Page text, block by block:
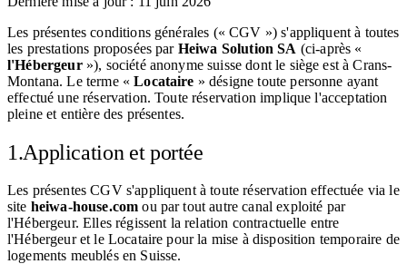
Les présentes conditions générales (« CGV ») s'appliquent à toutes
les prestations proposées par Heiwa Solution SA (ci-après «
l'Hébergeur»), société anonyme suisse dont le siège est à Crans-
Montana. Le terme «Locataire » désigne toute personne ayant
effectué une réservation. Toute réservation implique l'acceptation
pleine et entière des présentes.
1.Application et portée
Les présentes CGV s'appliquent à toute réservation effectuée via le
site heiwa-house.com ou par tout autre canal exploité par
l'Hébergeur. Elles régissent la relation contractuelle entre
l'Hébergeur et le Locataire pour la mise à disposition temporaire de
logements meublés en Suisse.